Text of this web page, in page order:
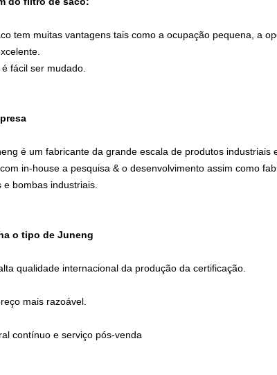
tem muitas vantagens tais como a ocupação pequena, a
fácil ser mudado.
é um fabricante da grande escala de produtos industriais
in-house a pesquisa & o desenvolvimento assim como
e bombas industriais.
o tipo de Juneng
qualidade internacional da produção da certificação.
mais razoável.
contínuo e serviço pós-venda